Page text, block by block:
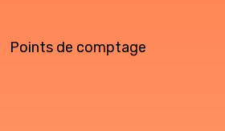
Points de comptage